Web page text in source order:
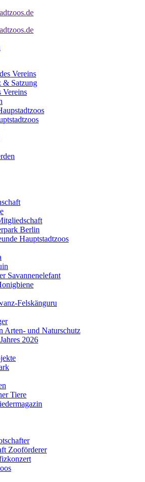
Vereins
& Satzung
Vereins
Berlin
Hauptstadtzoos
Savannenelefant
Felskänguru
Arten- und Naturschutz
2026
Tiere
Zooförderer